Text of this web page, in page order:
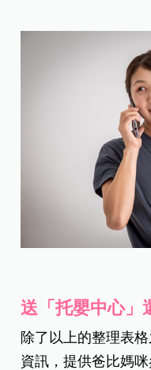
送「托嬰中心」
除了以上的整理表
資訊，提供爸比媽咪